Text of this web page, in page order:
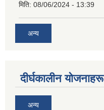
मिति: 08/06/2024 - 13:39
अन्य
दीर्घकालीन योजनाहरू
अन्य